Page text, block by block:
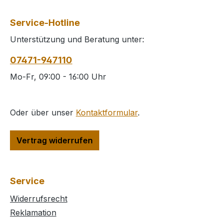
Service-Hotline
Unterstützung und Beratung unter:
07471-947110
Mo-Fr, 09:00 - 16:00 Uhr
Oder über unser Kontaktformular.
Vertrag widerrufen
Service
Widerrufsrecht
Reklamation